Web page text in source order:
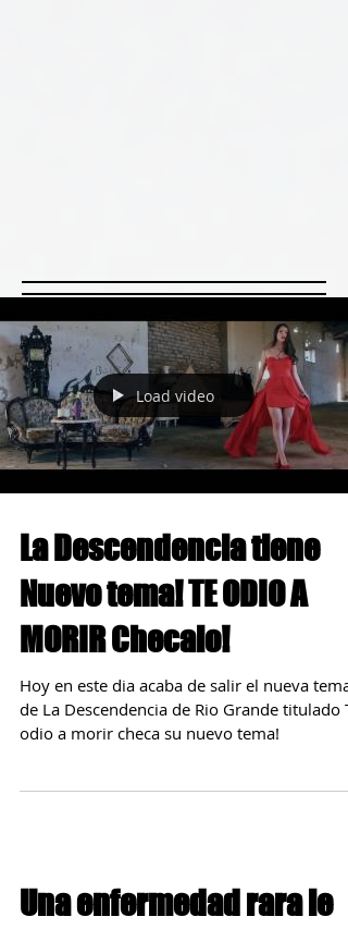
Load video
La Descendencia tiene
Nuevo tema! TE ODIO A
MORIR Checalo!
Hoy en este dia acaba de salir el nueva tema
de La Descendencia de Rio Grande titulado
odio a morir checa su nuevo tema!
Una enfermedad rara le